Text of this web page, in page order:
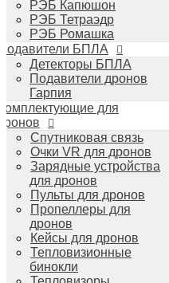
Стайлеры для
Пылесосы
Аудио и видео DJI
Ручные камеры
DJI Osmo
DJI Osmo
Стабилизаторы
DJI Osmo
DJI RS 3
РЭБ Капюшон
РЭБ Тетраэдр
РЭБ Ромашка
БПЛА
Детекторы БПЛА
Подавители дронов
Гарпия
для
Спутниковая связь
Очки VR для дронов
Зарядные устройства
для дронов
Пульты для дронов
Пропеллеры для
дронов
Кейсы для дронов
Тепловизионные
бинокли